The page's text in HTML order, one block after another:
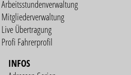
Arbeitsstundenverwaltung
Mitgliederverwaltung
Live Übertragung
Profi Fahrerprofil
INFOS